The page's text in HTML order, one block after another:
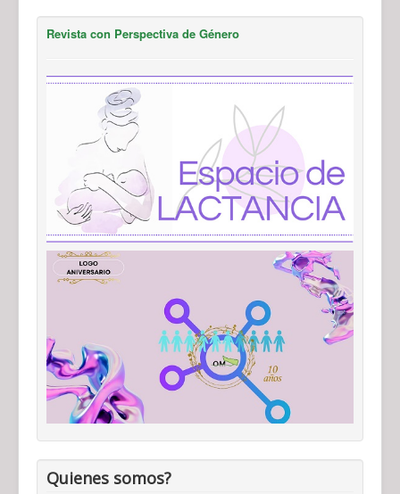
Revista con Perspectiva de Género
Quienes somos?